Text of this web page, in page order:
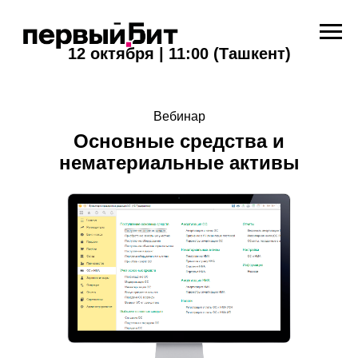
12 октября | 11:00 (Ташкент)
Вебинар
Основные средства и
нематериальные активы